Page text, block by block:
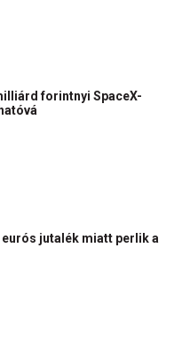
forintnyi SpaceX-
jutalék miatt perlik a